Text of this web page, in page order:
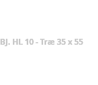
BJ. HL 10 - Træ 35 x 55